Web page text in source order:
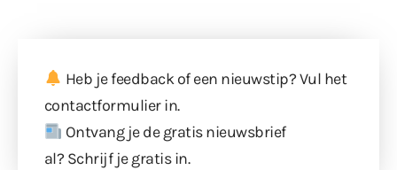
Heb je feedback of een nieuwstip? Vul het
contactformulierin.
Ontvang je de gratis nieuwsbrief
al? Schrijf je gratis in.